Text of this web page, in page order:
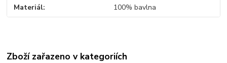
Materiál 100% bavlna
Zboží zařazeno v kategoriích